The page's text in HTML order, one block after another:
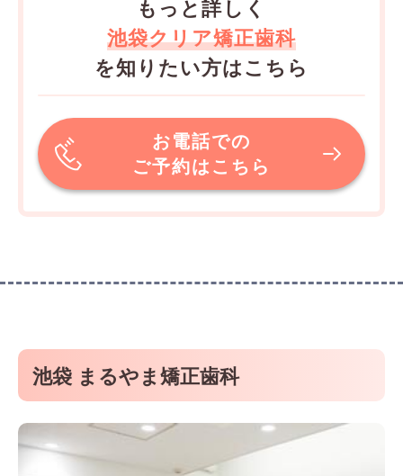
もっと詳しく
池袋クリア矯正歯科
を知りたい方はこちら
お電話での
ご予約はこちら
池袋 まるやま矯正歯科